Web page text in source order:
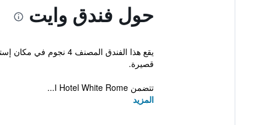
حول فندق وايت
يقع هذا الفندق
قصيرة.
تتضمن Hotel White Rome ا...
المزيد